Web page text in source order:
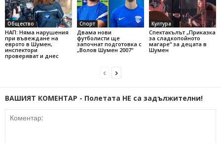
Общество
НАП: Няма нарушения
при въвеждане на
еврото в Шумен,
инспектори
проверяват и днес
Спорт
Двама нови
футболисти ще
започнат подготовка с
„Волов Шумен 2007“
Култура
Спектакълът „Приказка
за сладкопойното
магаре“ за децата в
Шумен
ВАШИЯТ КОМЕНТАР - Полетата НЕ са задължителни!